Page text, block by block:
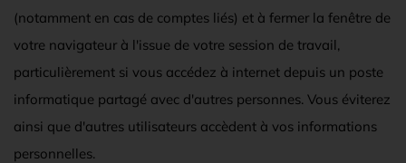
(notamment en cas de comptes liés) et à fermer la fenêtre de
votre navigateur à l'issue de votre session de travail,
particulièrement si vous accédez à internet depuis un poste
informatique partagé avec d'autres personnes. Vous éviterez
ainsi que d'autres utilisateurs accèdent à vos informations
personnelles.